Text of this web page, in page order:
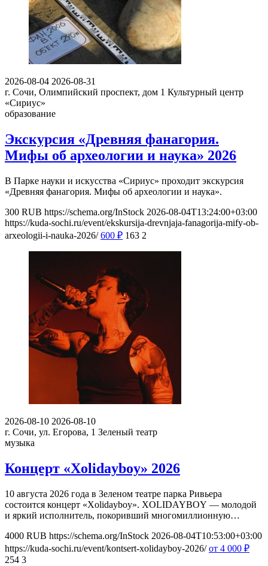
2026-08-04 2026-08-31
г. Сочи, Олимпийский проспект, дом 1 Культурный центр
«Сириус»
образование
Экскурсия «Древняя фанагория.
Мифы об археологии и наука» 2026
В Парке науки и искусства «Сириус» проходит экскурсия
«Древняя фанагория. Мифы об археологии и наука».
300 RUB https://schema.org/InStock 2026-08-04T13:24:00+03:00
https://kuda-sochi.ru/event/ekskursija-drevnjaja-fanagorija-mify-ob-
arxeologii-i-nauka-2026/ 600 ₽ 163 2
2026-08-10 2026-08-10
г. Сочи, ул. Егорова, 1 Зеленый театр
музыка
Концерт «Xolidayboy» 2026
10 августа 2026 года в Зеленом театре парка Ривьера
состоится концерт «Xolidayboy». XOLIDAYBOY — молодой
и яркий исполнитель, покоривший многомиллионную…
4000 RUB https://schema.org/InStock 2026-08-04T10:53:00+03:00
https://kuda-sochi.ru/event/kontsert-xolidayboy-2026/ от 4 000 ₽
254 3